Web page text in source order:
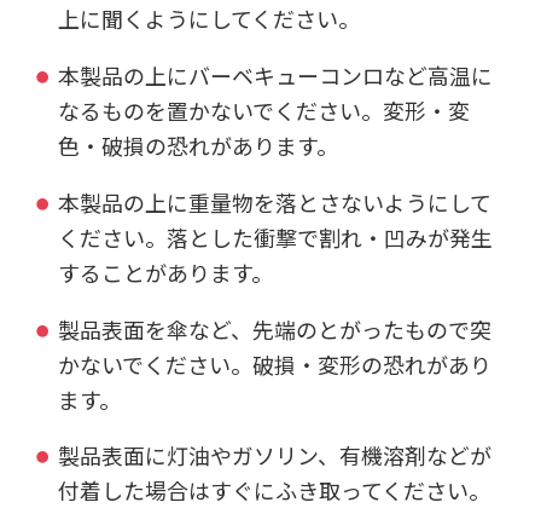
上に聞くようにしてください。
本製品の上にバーベキューコンロなど高温に
なるものを置かないでください。変形・変
色・破損の恐れがあります。
本製品の上に重量物を落とさないようにして
ください。落とした衝撃で割れ・凹みが発生
することがあります。
製品表面を傘など、先端のとがったもので突
かないでください。破損・変形の恐れがあり
ます。
製品表面に灯油やガソリン、有機溶剤などが
付着した場合はすぐにふき取ってください。